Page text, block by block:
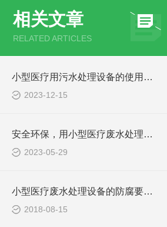
相关文章
RELATED ARTICLES
小型医疗用污水处理设备的使用注意事项
2023-12-15
安全环保，用小型医疗废水处理设备
2023-05-29
小型医疗废水处理设备的防腐要求你做到了吗
2018-08-15